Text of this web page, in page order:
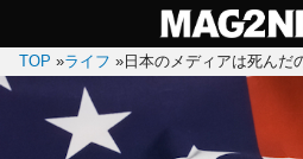
TOP »ライフ » 日本のメディアは死んだ